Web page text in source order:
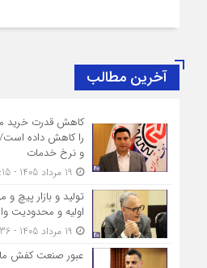
آخرین مطالب
کاهش قدرت خرید
را کاهش داده است/
و نرخ خدمات
تولید و بازار پیچ
اولیه و محدودیت
عبور صنعت کفش